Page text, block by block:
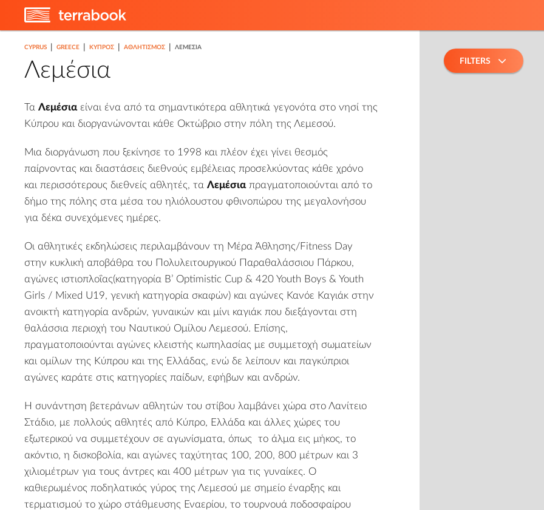
CYPRUS GREECE ΚΎΠΡΟΣ ΑΘΛΗΤΙΣΜΌΣ ΛΕΜΈΣΙΑ
Λεμέσια
Τα Λεμέσιαείναι ένα από τα σημαντικότερα αθλητικά γεγονότα στο νησί της
Κύπρου και διοργανώνονται κάθε Οκτώβριο στην πόλη της Λεμεσού.
Μια διοργάνωση που ξεκίνησε το 1998 και πλέον έχει γίνει θεσμός
παίρνοντας και διαστάσεις διεθνούς εμβέλειας προσελκύοντας κάθε χρόνο
και περισσότερους διεθνείς αθλητές, τα Λεμέσιαπραγματοποιούνται από το
δήμο της πόλης στα μέσα του ηλιόλουστου φθινοπώρου της μεγαλονήσου
για δέκα συνεχόμενες ημέρες.
Οι αθλητικές εκδηλώσεις περιλαμβάνουν τη Μέρα Άθλησης/Fitness Day
στην κυκλική αποβάθρα του Πολυλειτουργικού Παραθαλάσσιου Πάρκου,
αγώνες ιστιοπλοΐας(κατηγορία B’ Optimistic Cup & 420 Youth Boys & Youth
Girls / Mixed U19, γενική κατηγορία σκαφών) και αγώνες Κανόε Καγιάκ στην
ανοικτή κατηγορία ανδρών, γυναικών και μίνι καγιάκ που διεξάγονται στη
θαλάσσια περιοχή του Ναυτικού Ομίλου Λεμεσού. Επίσης,
πραγματοποιούνται αγώνες κλειστής κωπηλασίας με συμμετοχή σωματείων
και ομίλων της Κύπρου και της Ελλάδας, ενώ δε λείπουν και παγκύπριοι
αγώνες καράτε στις κατηγορίες παίδων, εφήβων και ανδρών.
Η συνάντηση βετεράνων αθλητών του στίβου λαμβάνει χώρα στο Λανίτειο
Στάδιο, με πολλούς αθλητές από Κύπρο, Ελλάδα και άλλες χώρες του
εξωτερικού να συμμετέχουν σε αγωνίσματα, όπως το άλμα εις μήκος, το
ακόντιο, η δισκοβολία, και αγώνες ταχύτητας 100, 200, 800 μέτρων και 3
χιλιομέτρων για τους άντρες και 400 μέτρων για τις γυναίκες. Ο
καθιερωμένος ποδηλατικός γύρος της Λεμεσού με σημείο έναρξης και
τερματισμού το χώρο στάθμευσης Εναερίου, το τουρνουά ποδοσφαίρου
FILTERS